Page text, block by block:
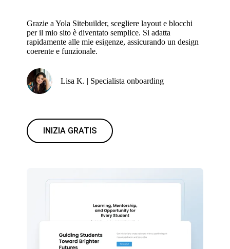
Grazie a Yola Sitebuilder, scegliere layout e blocchi
per il mio sito è diventato semplice. Si adatta
rapidamente alle mie esigenze, assicurando un design
coerente e funzionale.
Lisa K. | Specialista onboarding
INIZIA GRATIS